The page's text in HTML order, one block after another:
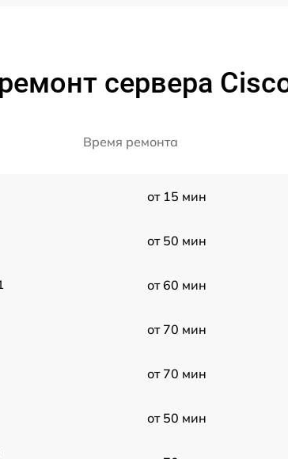
сервера
Время ремонта
от 15 мин
от 50 мин
от 60 мин
от 70 мин
от 70 мин
от 50 мин